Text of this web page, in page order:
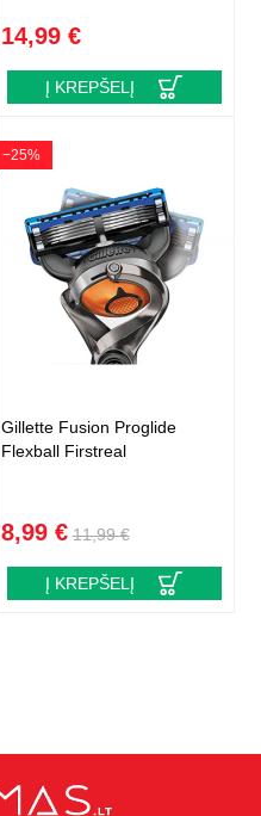
14,99 €
Į KREPŠELĮ
−25%
Gillette Fusion Proglide
Flexball Firstreal
8,99 € 11,99 €
Į KREPŠELĮ